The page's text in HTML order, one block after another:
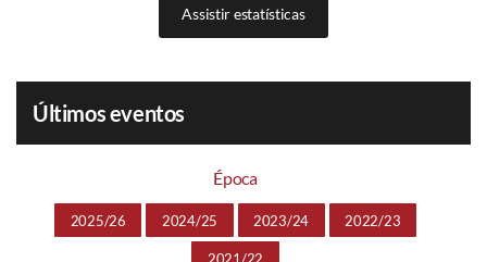
Assistir estatísticas
Últimos eventos
Época
2025/26 2024/25 2023/24 2022/23
2021/22